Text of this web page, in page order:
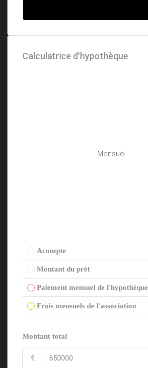
Calculatrice d'hypothèque
Mensuel
Acompte
Montant du prêt
Paiement mensuel de l'hypothèque
Frais mensuels de l'association
Montant total
€